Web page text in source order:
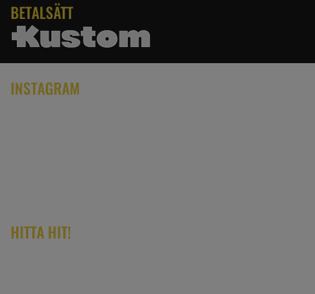
BETALSÄTT
INSTAGRAM
HITTA HIT!